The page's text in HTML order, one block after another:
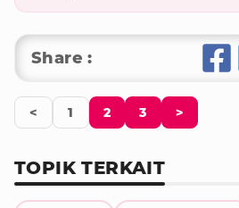
Share :
< 1 2 3 >
TOPIK TERKAIT